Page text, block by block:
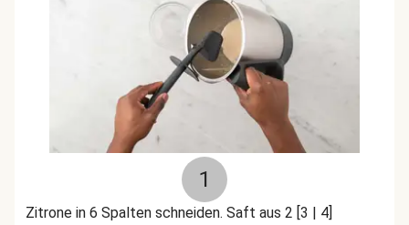
1
Zitrone in 6 Spalten schneiden. Saft aus 2 [3 | 4]